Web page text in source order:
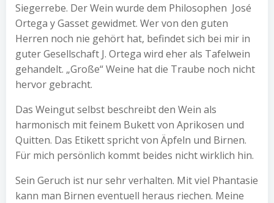
Siegerrebe. Der Wein wurde dem Philosophen José
Ortega y Gasset gewidmet. Wer von den guten
Herren noch nie gehört hat, befindet sich bei mir in
guter Gesellschaft J. Ortega wird eher als Tafelwein
gehandelt. „Große“ Weine hat die Traube noch nicht
hervor gebracht.
Das Weingut selbst beschreibt den Wein als
harmonisch mit feinem Bukett von Aprikosen und
Quitten. Das Etikett spricht von Äpfeln und Birnen.
Für mich persönlich kommt beides nicht wirklich hin.
Sein Geruch ist nur sehr verhalten. Mit viel Phantasie
kann man Birnen eventuell heraus riechen. Meine